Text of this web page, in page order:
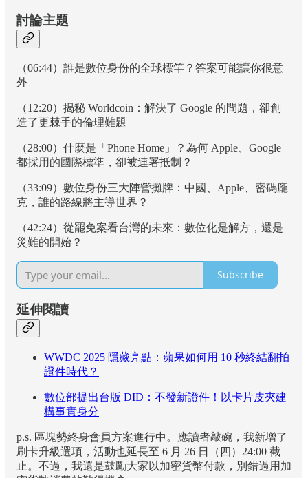
討論主題
（06:44）誰是數位身份的全球標竿？答案可能讓你很意
外
（12:20）揭秘 Worldcoin：解決了 Google 的問題，卻創
造了更棘手的倫理難題
（28:00）什麼是「Phone Home」？為何 Apple、Google
都採用的國際標準，卻被連署抵制？
（33:09）數位身份三大陣營攤牌：中國、Apple、密碼龐
克，誰的路線將主導世界？
（42:24）從罷免案看台灣的未來：數位化是解方，還是
災難的開始？
Subscribe
延伸閱讀
WWDC 2025 隱藏亮點：蘋果如何用 10 秒終結翻拍
證件時代？
數位部提出台版 DID：不發新證件！以卡片皮夾建
構事實身分
p.s. 區塊勢終身會員方案進行中。應讀者敲碗，我新增了
刷卡升級選項，活動也延長至 6 月 26 日（四）24:00 截
止。不過，我還是鼓勵大家以加密貨幣付款，別錯過用加